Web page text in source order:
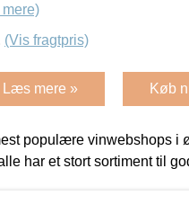
(Vis fragtpris)
Læs mere » Køb
populære vinwebshops i
har et stort sortiment til